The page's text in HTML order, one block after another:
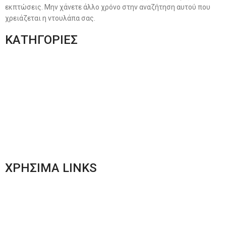
εκπτώσεις. Μην χάνετε άλλο χρόνο στην αναζήτηση αυτού που
χρειάζεται η ντουλάπα σας.
ΚΑΤΗΓΟΡΙΕΣ
ΧΡΗΣΙΜΑ LINKS